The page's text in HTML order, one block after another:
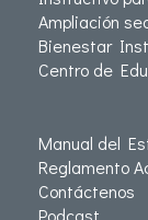
Ampliación
Bienestar
Centro de
Manual del
Reglamento
Contáctenos
Podcast